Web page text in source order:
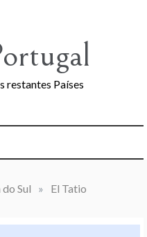
restantes Países
Sul » El Tatio